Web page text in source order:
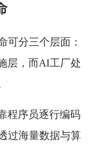
可分三个层面：
层，而AI工厂处
程序员逐行编码
过海量数据与算